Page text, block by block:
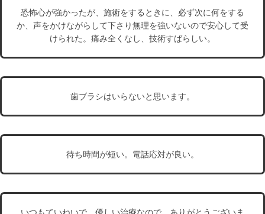
恐怖心が強かったが、施術をするときに、必ず次に何をする
か、声をかけながらして下さり無理を強いないので安心して受
けられた。痛み全くなし、技術すばらしい。
歯ブラシはいらないと思います。
待ち時間が短い。電話応対が良い。